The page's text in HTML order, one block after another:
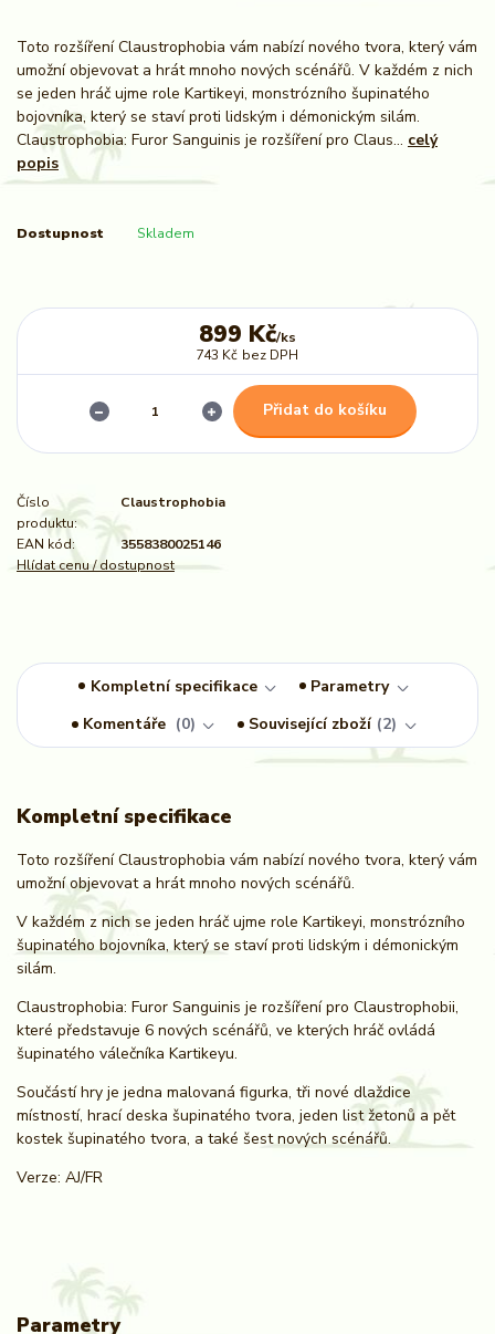
Toto rozšíření Claustrophobia vám nabízí nového tvora, který vám
umožní objevovat a hrát mnoho nových scénářů. V každém z nich
se jeden hráč ujme role Kartikeyi, monstrózního šupinatého
bojovníka, který se staví proti lidským i démonickým silám.
Claustrophobia: Furor Sanguinis je rozšíření pro Claus... celý
popis
Dostupnost Skladem
899 Kč/ks
743 Kč bez DPH
Přidat do košíku
Číslo
produktu:
Claustrophobia
EAN kód:
3558380025146
Hlídat cenu / dostupnost
Kompletní specifikace
Parametry
Komentáře
0 Související zboží 2
Kompletní specifikace
Toto rozšíření Claustrophobia vám nabízí nového tvora, který vám
umožní objevovat a hrát mnoho nových scénářů.
V každém z nich se jeden hráč ujme role Kartikeyi, monstrózního
šupinatého bojovníka, který se staví proti lidským i démonickým
silám.
Claustrophobia: Furor Sanguinis je rozšíření pro Claustrophobii,
které představuje 6 nových scénářů, ve kterých hráč ovládá
šupinatého válečníka Kartikeyu.
Součástí hry je jedna malovaná figurka, tři nové dlaždice
místností, hrací deska šupinatého tvora, jeden list žetonů a pět
kostek šupinatého tvora, a také šest nových scénářů.
Verze: AJ/FR
Parametry